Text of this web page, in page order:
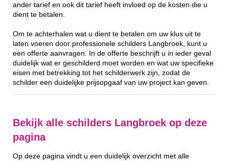
ander tarief en ook dit tarief heeft invloed op de kosten die u
dient te betalen.
Om te achterhalen wat u dient te betalen om uw klus uit te
laten voeren door professionele schilders Langbroek, kunt u
een offerte aanvragen. In de offerte beschrijft u in ieder geval
duidelijk wat er geschilderd moet worden en wat uw specifieke
eisen met betrekking tot het schilderwerk zijn, zodat de
schilder een duidelijke prijsopgaaf van uw project kan geven.
Bekijk alle schilders Langbroek op deze
pagina
Op deze pagina vindt u een duidelijk overzicht met alle